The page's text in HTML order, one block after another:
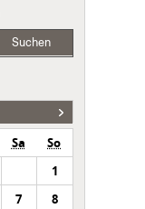
Suchen
Sa
So
1
7
8